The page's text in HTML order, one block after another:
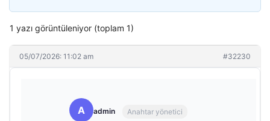
1 yazı görüntüleniyor (toplam 1)
05/07/2026: 11:02 am #32230
A admin Anahtar yönetici